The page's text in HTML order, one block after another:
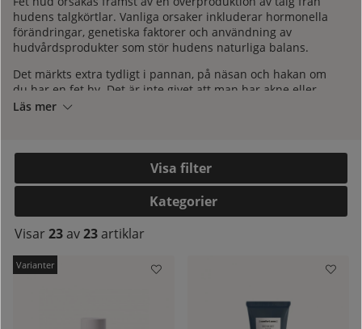
hudens talgkörtlar. Vanliga orsaker inkluderar hormonella
förändringar, genetiska faktorer och användning av
hudvårdsprodukter som stör hudens naturliga balans.
Det märkts extra tydligt i pannan, på näsan och hakan om
du har en fet hy. Det är inte givet att man har akne eller
finnar om man har en fet hud, men eftersom huden är
eftersom den ständigt är återfuktad och hela tiden smörjs
Behandling och produkter av en fet hud
Rätt hudvård är viktigt när man har en fet hudtyp. Många
tror att man ska torka ut en fet hud, men faktum är man
ska tillföra ännu mer fukt. En fet hud behöver milda och
balanserar talgproduktionen så att huden inte
överkompenserar med ännu mer fett. För att en balans i en
Läs mer
Filtrera
Kategorier
Visar 23av23artiklar